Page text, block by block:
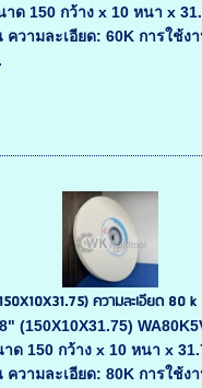
าด 150 กว้าง x 10 หนา x
วามละเอียด: 60K การใช้ง
ความละเอียด 80 k
(150X10X31.75)
ด 150 กว้าง x 10 หนา x
วามละเอียด: 80K การใช้ง